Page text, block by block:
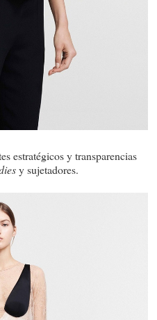
estratégicos y transparencias
y sujetadores.